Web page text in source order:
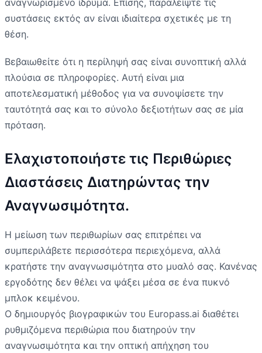
συστάσεις εκτός αν είναι ιδιαίτερα σχετικές με τη
θέση.
Βεβαιωθείτε ότι η περίληψή σας είναι συνοπτική αλλά
πλούσια σε πληροφορίες. Αυτή είναι μια
αποτελεσματική μέθοδος για να συνοψίσετε την
ταυτότητά σας και το σύνολο δεξιοτήτων σας σε μία
πρόταση.
Ελαχιστοποιήστε τις Περιθώριες
Διαστάσεις Διατηρώντας την
Αναγνωσιμότητα.
Η μείωση των περιθωρίων σας επιτρέπει να
συμπεριλάβετε περισσότερα περιεχόμενα, αλλά
κρατήστε την αναγνωσιμότητα στο μυαλό σας. Κανένας
εργοδότης δεν θέλει να ψάξει μέσα σε ένα πυκνό
μπλοκ κειμένου.
Ο δημιουργός βιογραφικών του Europass.ai διαθέτει
ρυθμιζόμενα περιθώρια που διατηρούν την
αναγνωσιμότητα και την οπτική απήχηση του